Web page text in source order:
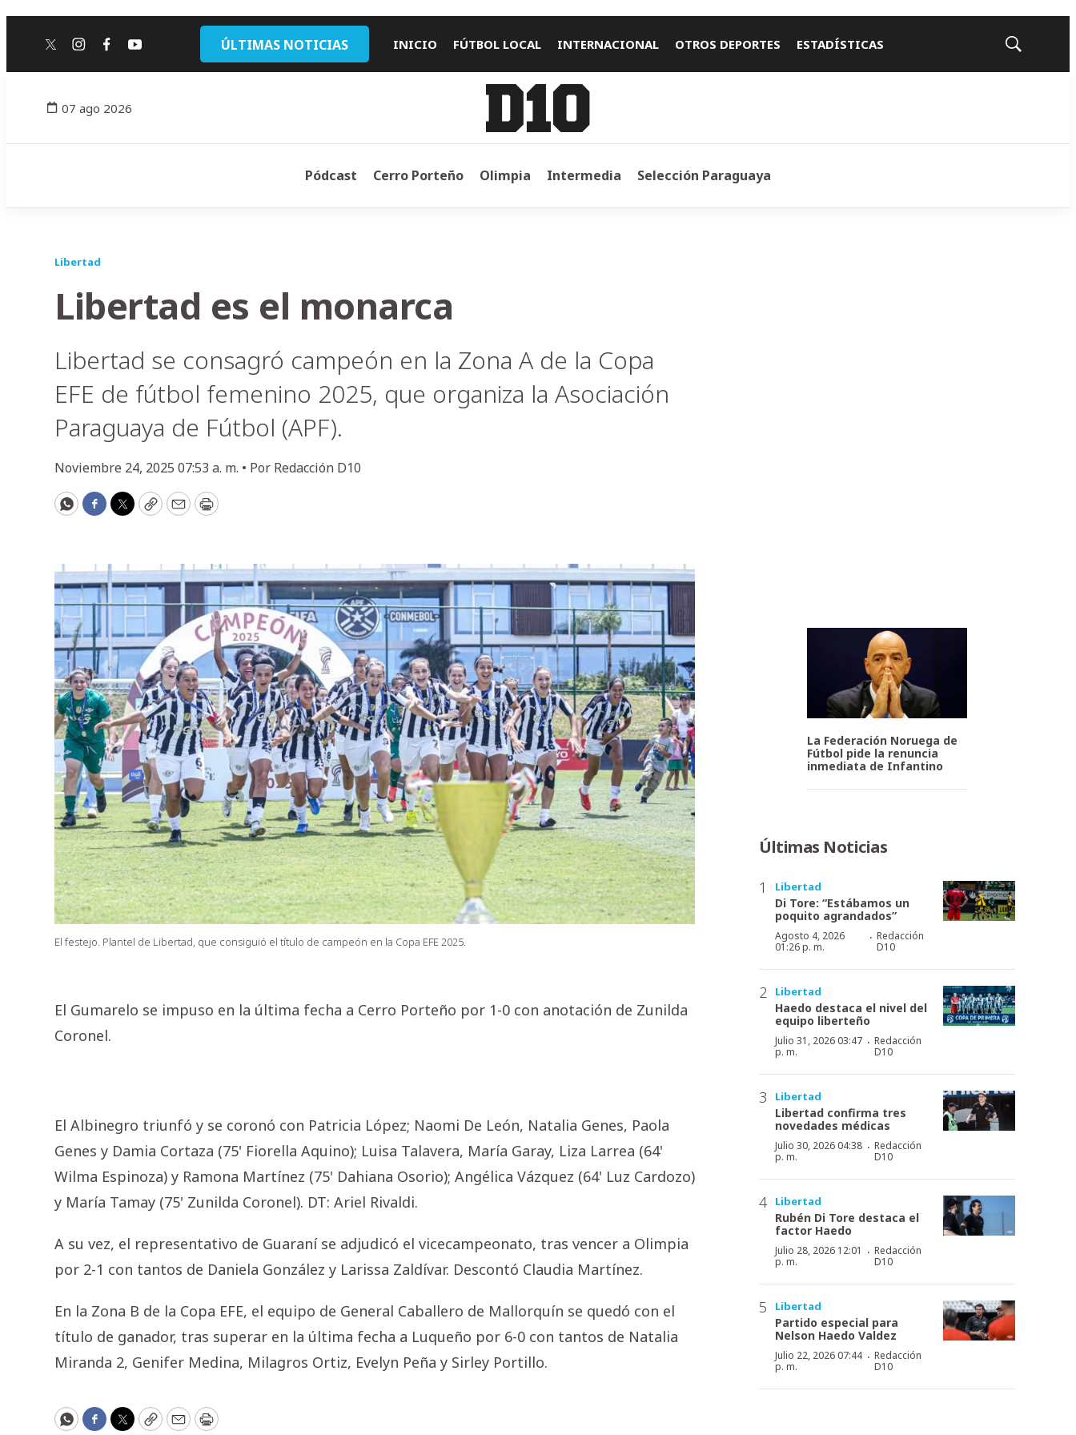
twitterinstagram
facebook
youtube ÚLTIMAS NOTICIAS INICIO FÚTBOL LOCAL INTERNACIONAL OTROS DEPORTES ESTADÍSTICAS
Mostrar
07 ago 2026
Pódcast Cerro Porteño Olimpia Intermedia Selección Paraguaya
Libertad
Libertad es el monarca
Libertad se consagró campeón en la Zona A de la Copa
EFE de fútbol femenino 2025, que organiza la Asociación
Paraguaya de Fútbol (APF).
Noviembre 24, 2025 07:53 a. m. • Por Redacción D10
WhatsApp
Facebook
Twitter
CopyEmailPrint
El festejo. Plantel de Libertad, que consiguió el título de campeón en la Copa EFE 2025.
El Gumarelo se impuso en la última fecha a Cerro Porteño por 1-0 con anotación de Zunilda
Coronel.
El Albinegro triunfó y se coronó con Patricia López; Naomi De León, Natalia Genes, Paola
Genes y Damia Cortaza (75' Fiorella Aquino); Luisa Talavera, María Garay, Liza Larrea (64'
Wilma Espinoza) y Ramona Martínez (75' Dahiana Osorio); Angélica Vázquez (64' Luz Cardozo)
y María Tamay (75' Zunilda Coronel). DT: Ariel Rivaldi.
A su vez, el representativo de Guaraní se adjudicó el vicecampeonato, tras vencer a Olimpia
por 2-1 con tantos de Daniela González y Larissa Zaldívar. Descontó Claudia Martínez.
En la Zona B de la Copa EFE, el equipo de General Caballero de Mallorquín se quedó con el
título de ganador, tras superar en la última fecha a Luqueño por 6-0 con tantos de Natalia
Miranda 2, Genifer Medina, Milagros Ortiz, Evelyn Peña y Sirley Portillo.
WhatsApp
Facebook
Twitter
CopyEmailPrint
La Federación Noruega de
Fútbol pide la renuncia
inmediata de Infantino
Últimas Noticias
Libertad
Di Tore: “Estábamos un
poquito agrandados”
Agosto 4, 2026
01:26 p. m.
· Redacción
D10
Libertad
Haedo destaca el nivel del
equipo liberteño
Julio 31, 2026 03:47
p. m.
· Redacción
D10
Libertad
Libertad confirma tres
novedades médicas
Julio 30, 2026 04:38
p. m.
· Redacción
D10
Libertad
Rubén Di Tore destaca el
factor Haedo
Julio 28, 2026 12:01
p. m.
· Redacción
D10
Libertad
Partido especial para
Nelson Haedo Valdez
Julio 22, 2026 07:44
p. m.
· Redacción
D10